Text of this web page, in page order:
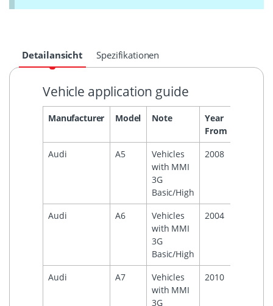
Detailansicht Spezifikationen
Vehicle application guide
Manufacturer Model Note
Year
From
Audi A5
Vehicles
with MMI
3G
Basic/High
2008
Audi A6
Vehicles
with MMI
3G
Basic/High
2004
Audi A7
Vehicles
with MMI
3G
2010